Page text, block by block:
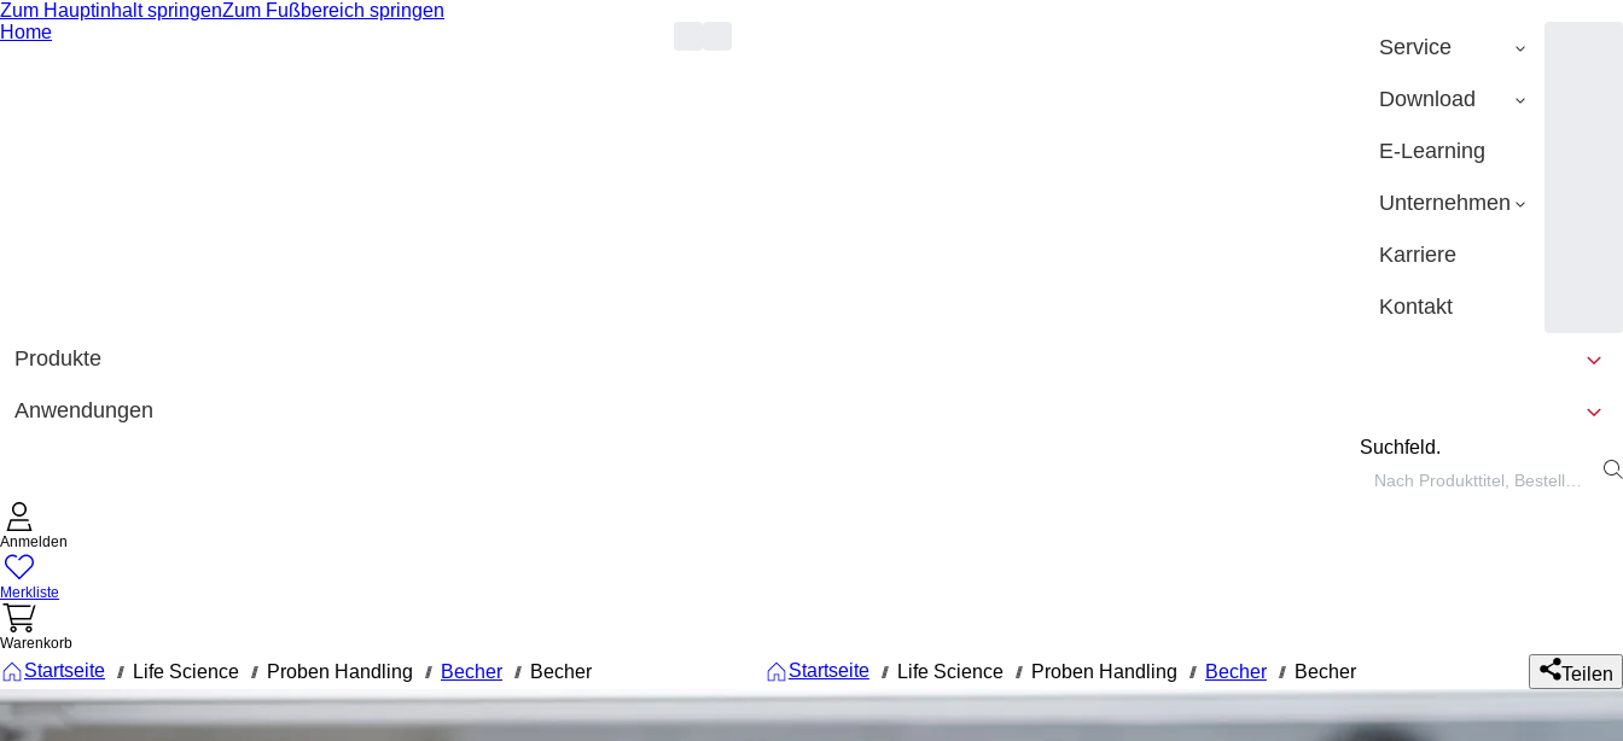
Zum Hauptinhalt springenZum Fußbereich springen
Home
Service
Download
E-Learning
Unternehmen
Karriere
Kontakt
Produkte
Anwendungen
Suchfeld.
Anmelden
Merkliste
Warenkorb
Startseite /// Life Science /// Proben Handling /// Becher /// Becher Startseite /// Life Science /// Proben Handling /// Becher /// Becher Teilen